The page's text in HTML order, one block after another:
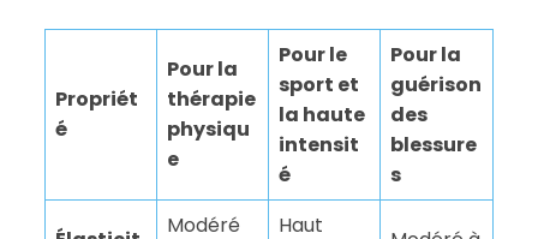
Propriét
é
Pour la
thérapie
physiqu
e
Pour le
sport et
la haute
intensit
é
Pour la
guérison
des
blessure
s
Modéré
Haut